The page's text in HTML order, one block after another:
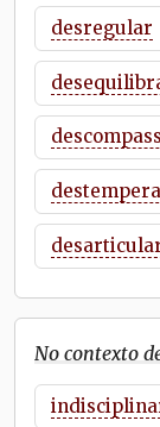
desregular
No contexto